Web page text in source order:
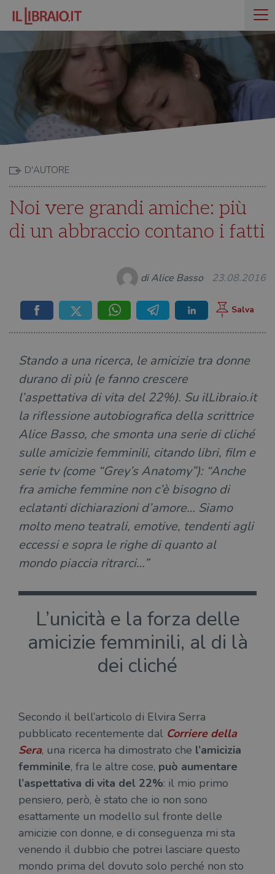
D'AUTORE
Noi vere grandi amiche: più
di un abbraccio contano i fatti
di Alice Basso 23.08.2016
Stando a una ricerca, le amicizie tra donne
durano di più (e fanno crescere
l’aspettativa di vita del 22%). Su ilLibraio.it
la riflessione autobiografica della scrittrice
Alice Basso, che smonta una serie di cliché
sulle amicizie femminili, citando libri, film e
serie tv (come “Grey’s Anatomy”): “Anche
fra amiche femmine non c’è bisogno di
eclatanti dichiarazioni d’amore… Siamo
molto meno teatrali, emotive, tendenti agli
eccessi e sopra le righe di quanto al
mondo piaccia ritrarci…”
L’unicità e la forza delle
amicizie femminili, al di là
dei cliché
Secondo il bell’articolo di Elvira Serra
pubblicato recentemente dal Corriere della
Sera, una ricerca ha dimostrato che l’amicizia
femminile, fra le altre cose, può aumentare
l’aspettativa di vita del 22%: il mio primo
pensiero, però, è stato che io non sono
esattamente un modello sul fronte delle
amicizie con donne, e di conseguenza mi sta
venendo il dubbio che potrei lasciare questo
mondo prima del dovuto solo perché non sto